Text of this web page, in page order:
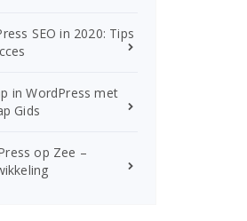
SEO in 2020: Tips
in WordPress met
Gids
op Zee –